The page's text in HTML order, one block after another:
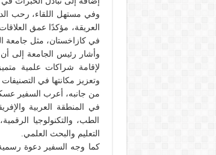
وفي مستهل اللقاء، رحب
العريقة، مؤكدًا عمق
في كازاخستان، مثل جامعة
وأشار رئيس الجامعة إلى أن
لإقامة شراكات علمية
وتعزيز مكانتها في
من جانبه، أعرب السفير
في المنطقة العربية
الطب، والتكنولوجيا
التعليم والبحث العلمي.
كما وجه السفير دعوة